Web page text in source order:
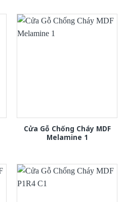
Cửa Gỗ Chống Cháy MDF
Melamine 1